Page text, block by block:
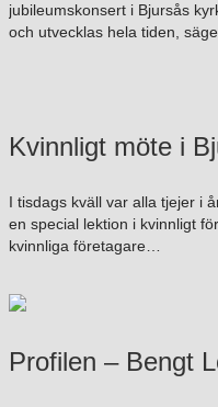
jubileumskonsert i Bjursås
och utvecklas hela tiden,
Kvinnligt möte i
I tisdags kväll var alla tjejer i
en special lektion i kvinnligt
kvinnliga företagare…
Profilen – Bengt